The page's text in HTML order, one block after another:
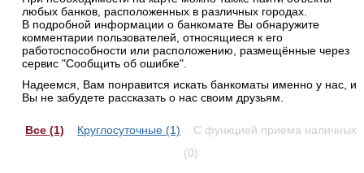
любых банков, расположенных в различных городах.
В подробной информации о банкомате Вы обнаружите
комментарии пользователей, относящиеся к его
работоспособности или расположению, размещённые через
сервис "Сообщить об ошибке".
Надеемся, Вам понравится искать банкоматы именно у нас, и
Вы не забудете рассказать о нас своим друзьям.
Все (1) Круглосуточные (1)
С функцией приема наличных
(0)